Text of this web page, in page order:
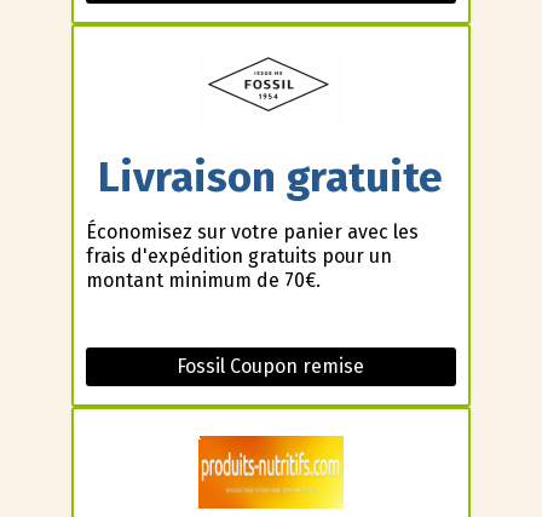
Livraison gratuite
Économisez sur votre panier avec les
frais d'expédition gratuits pour un
montant minimum de 70€.
Fossil Coupon remise